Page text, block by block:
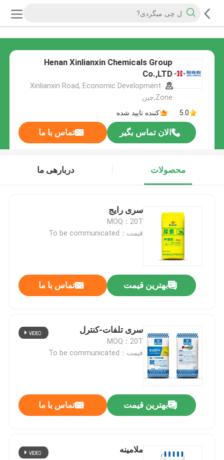
Henan Xinlianxin Chemicals Group
Co.,LTD
Xinlianxin Road, Economic Development
Zone,چین
5.0
کننده تایید شده
الان تماس بگیر تماس با ما
محصولات دربارهی ما
سری رایج
MOQ：20T
قیمت：To be communicated
بهترین قیمت تماس با ما
سری تلفات-کنترل
MOQ：20T
قیمت：To be communicated
بهترین قیمت تماس با ما
ملامینه